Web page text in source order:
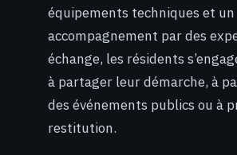
équipements techniques et un
accompagnement par des
échange, les résidents
à partager leur démarche, à
des événements publics ou à
restitution.